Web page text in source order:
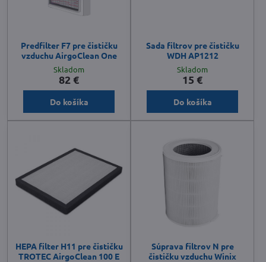
Predfilter F7 pre čističku
vzduchu AirgoClean One
Skladom
82 €
Do košíka
Sada filtrov pre čističku
WDH AP1212
Skladom
15 €
Do košíka
HEPA filter H11 pre čističku
TROTEC AirgoClean 100 E
Súprava filtrov N pre
čističku vzduchu Winix